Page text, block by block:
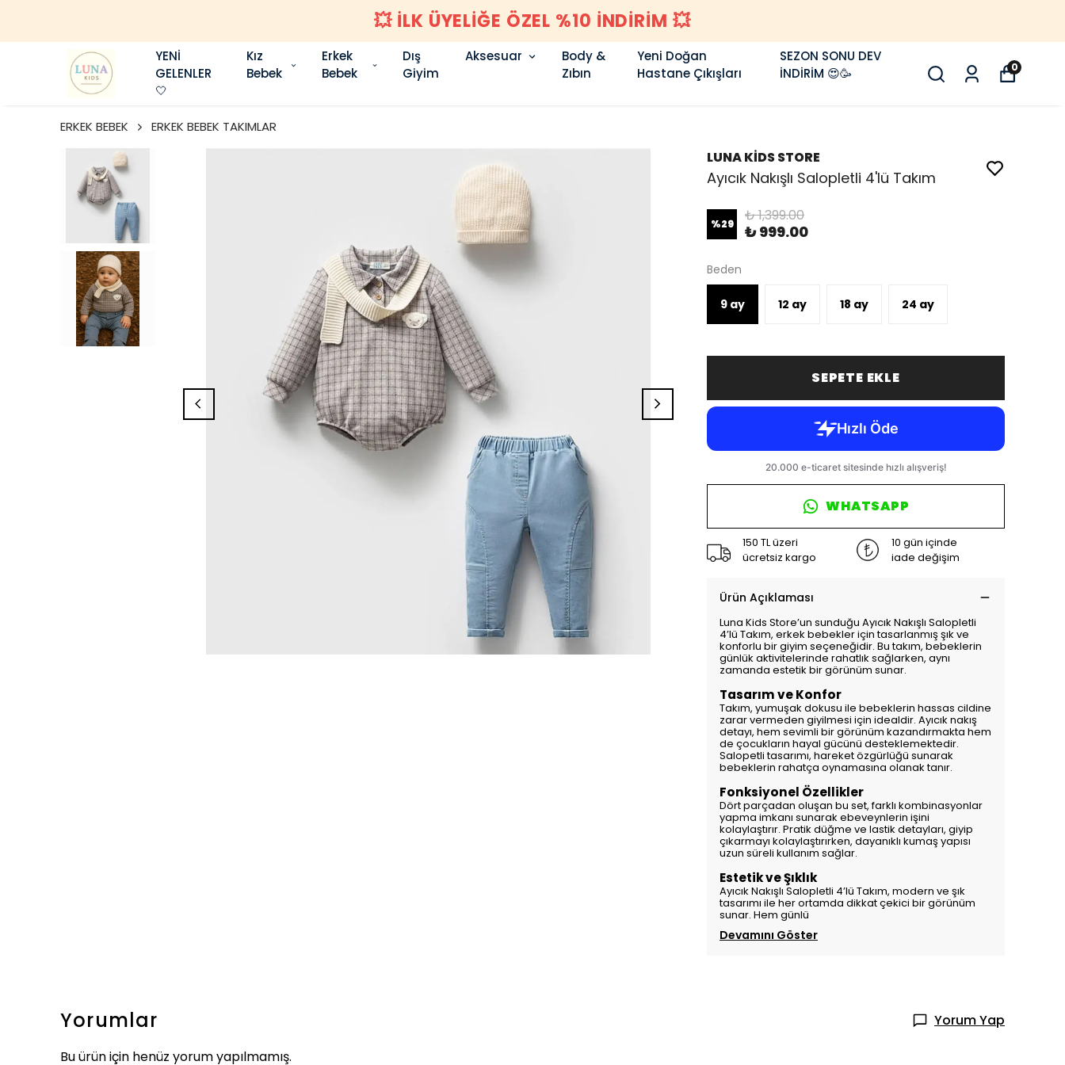
💥 İLK ÜYELİĞE ÖZEL %10 İNDİRİM 💥
YENİ
GELENLER
🤍
Kız
Bebek
Erkek
Bebek
Dış
Giyim
Aksesuar
Body &
Zıbın
Yeni Doğan
Hastane Çıkışları
SEZON SONU DEV
İNDİRİM 😍🥳
0
ERKEK BEBEK ERKEK BEBEK TAKIMLAR
LUNA KİDS STORE
Ayıcık Nakışlı Salopletli 4'lü Takım
%29 ₺ 1,399.00
₺ 999.00
Beden
9 ay 12 ay 18 ay 24 ay
SEPETE EKLE
WHATSAPP
150 TL üzeri
ücretsiz kargo
10 gün içinde
iade değişim
Ürün Açıklaması
Luna Kids Store’un sunduğu Ayıcık Nakışlı Salopletli
4’lü Takım, erkek bebekler için tasarlanmış şık ve
konforlu bir giyim seçeneğidir. Bu takım, bebeklerin
günlük aktivitelerinde rahatlık sağlarken, aynı
zamanda estetik bir görünüm sunar.
Tasarım ve Konfor
Takım, yumuşak dokusu ile bebeklerin hassas cildine
zarar vermeden giyilmesi için idealdir. Ayıcık nakış
detayı, hem sevimli bir görünüm kazandırmakta hem
de çocukların hayal gücünü desteklemektedir.
Salopetli tasarımı, hareket özgürlüğü sunarak
bebeklerin rahatça oynamasına olanak tanır.
Fonksiyonel Özellikler
Dört parçadan oluşan bu set, farklı kombinasyonlar
yapma imkanı sunarak ebeveynlerin işini
kolaylaştırır. Pratik düğme ve lastik detayları, giyip
çıkarmayı kolaylaştırırken, dayanıklı kumaş yapısı
uzun süreli kullanım sağlar.
Estetik ve Şıklık
Ayıcık Nakışlı Salopletli 4’lü Takım, modern ve şık
tasarımı ile her ortamda dikkat çekici bir görünüm
sunar. Hem günlü
Devamını Göster
Yorumlar
Yorum Yap
Bu ürün için henüz yorum yapılmamış.